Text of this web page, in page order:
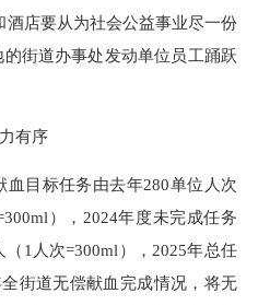
店要从为社会公益事业尽一份
街道办事处发动单位员工踊跃
有序
目标任务由去年280单位人次
），2024年度未完成任务
1人次=300ml），2025年总任
街道无偿献血完成情况，将无